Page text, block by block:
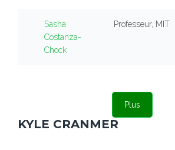
Sasha
Costanza-
Chock
Professeur, MIT
Plus
KYLE CRANMER